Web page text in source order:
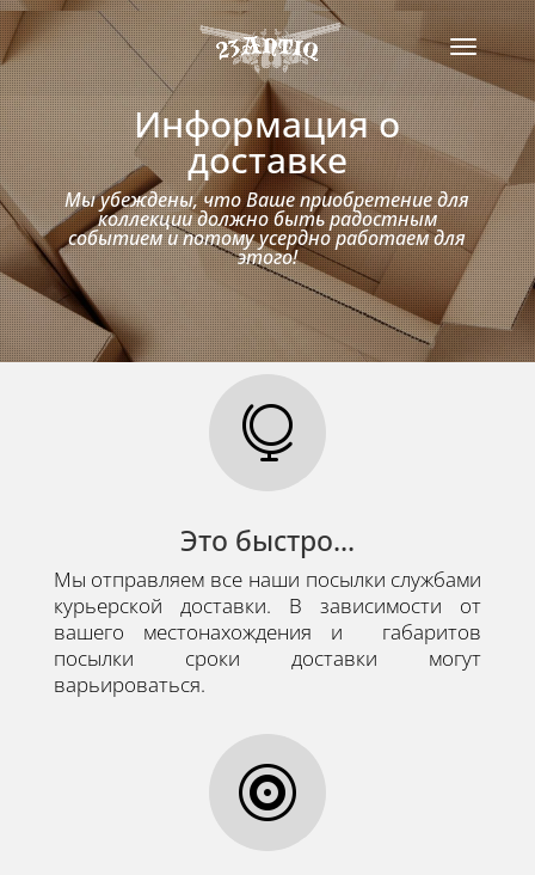
Информация о
доставке
Мы убеждены, что Ваше приобретение для
коллекции должно быть радостным
событием и потому усердно работаем для
этого!

Это быстро...
Мы отправляем все наши посылки службами
курьерской доставки. В зависимости от
вашего местонахождения и габаритов
посылки сроки доставки могут
варьироваться.
